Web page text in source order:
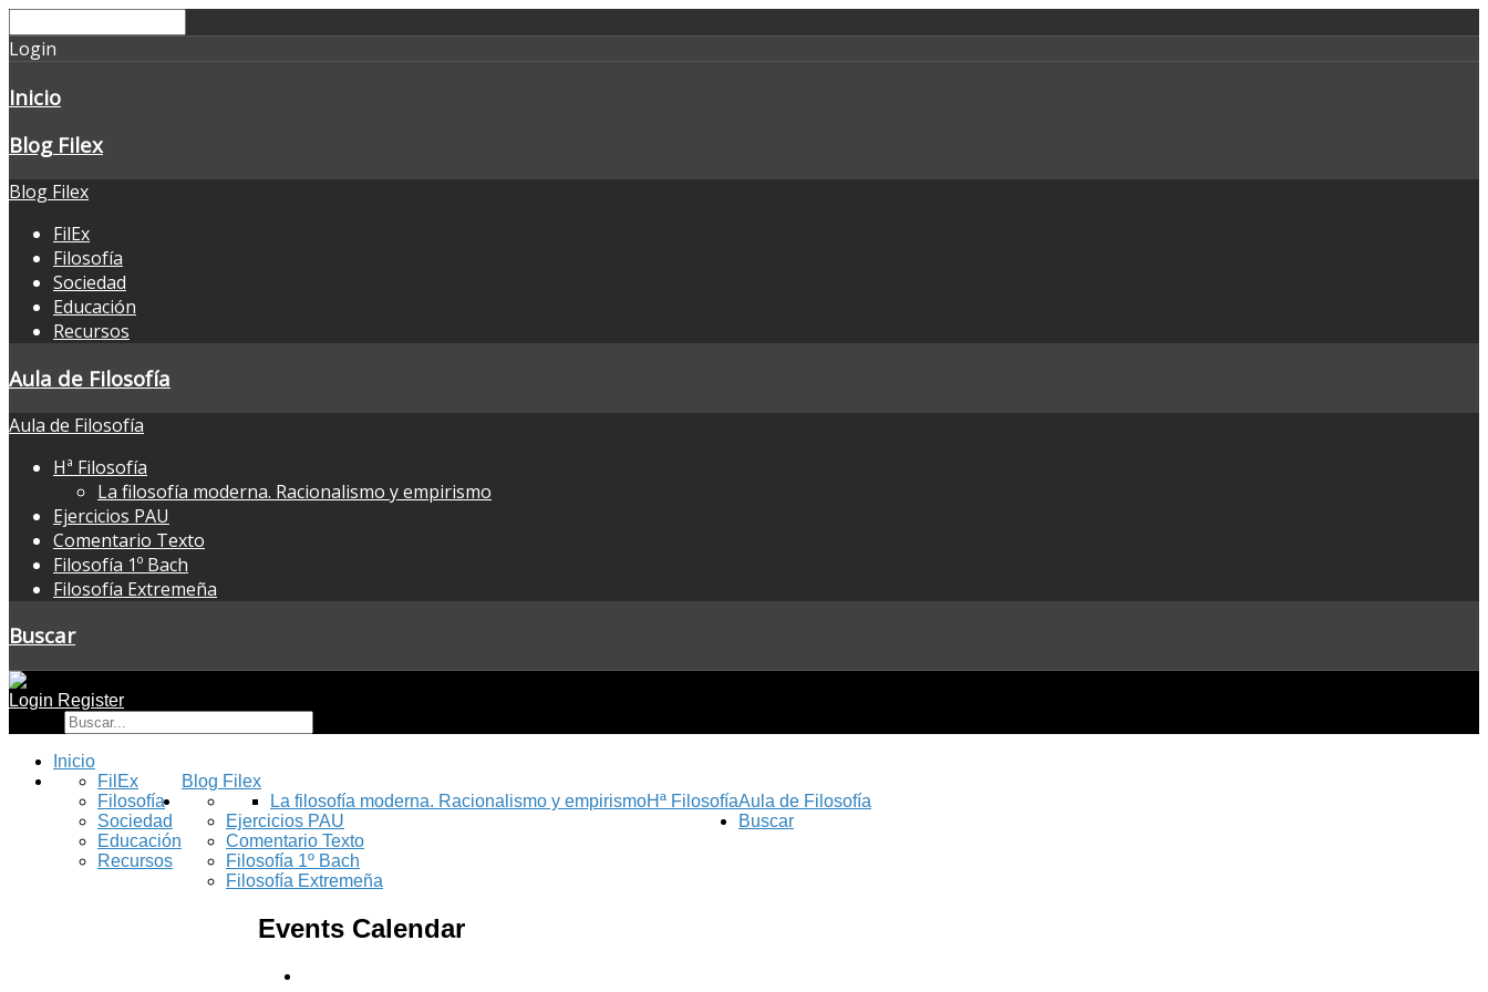
Login
Inicio
Blog Filex
Blog Filex
FilEx
Filosofía
Sociedad
Educación
Recursos
Aula de Filosofía
Aula de Filosofía
Hª Filosofía
La filosofía moderna. Racionalismo y empirismo
Ejercicios PAU
Comentario Texto
Filosofía 1º Bach
Filosofía Extremeña
Buscar
Login Register
Inicio
Blog Filex
FilEx
Filosofía
Sociedad
Educación
Recursos
Aula de Filosofía
Hª Filosofía
La filosofía moderna. Racionalismo y empirismo
Ejercicios PAU
Comentario Texto
Filosofía 1º Bach
Filosofía Extremeña
Buscar
Events Calendar